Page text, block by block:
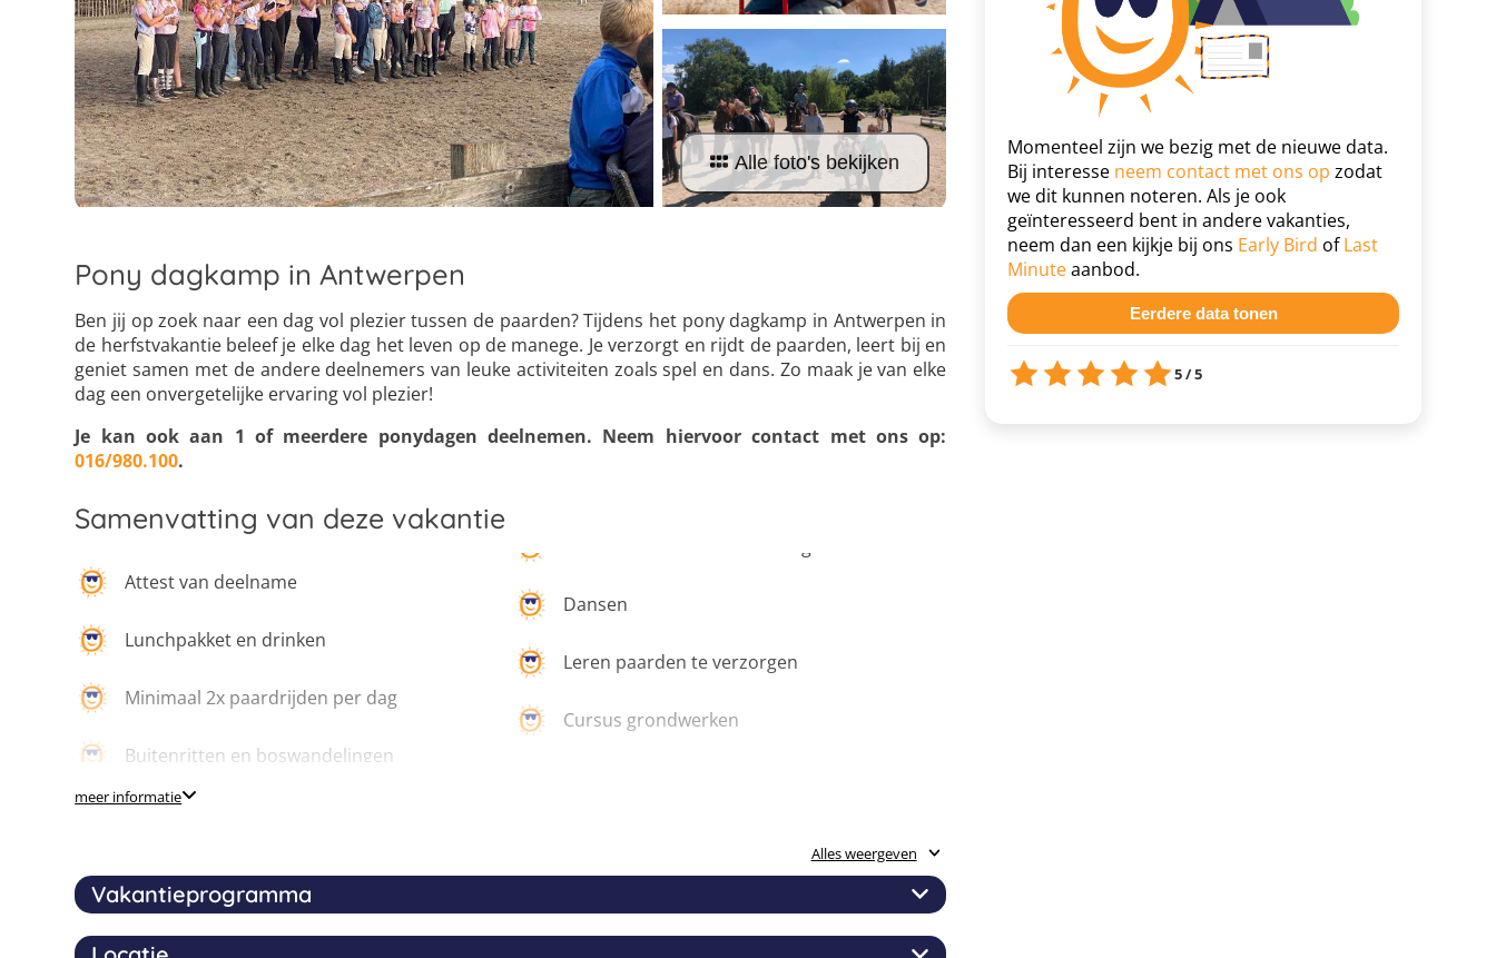
Momenteel zijn we bezig met de nieuwe data.
Bij interesse neem contact met ons op zodat
we dit kunnen noteren. Als je ook
geïnteresseerd bent in andere vakanties,
neem dan een kijkje bij ons Early Bird ofLast
Minuteaanbod.
Eerdere data tonen
5 / 5
Alle foto's bekijken
Pony dagkamp in Antwerpen
Ben jij op zoek naar een dag vol plezier tussen de paarden? Tijdens het pony dagkamp in Antwerpen in
de herfstvakantie beleef je elke dag het leven op de manege. Je verzorgt en rijdt de paarden, leert bij en
geniet samen met de andere deelnemers van leuke activiteiten zoals spel en dans. Zo maak je van elke
dag een onvergetelijke ervaring vol plezier!
Je kan ook aan 1 of meerdere ponydagen deelnemen. Neem hiervoor contact met ons op:
016/980.100.
Samenvatting van deze vakantie
Attest van deelname
Lunchpakket en drinken
Minimaal 2x paardrijden per dag
Buitenritten en boswandelingen
Dansen
Leren paarden te verzorgen
Cursus grondwerken
meer informatie
Alles weergeven
Vakantieprogramma